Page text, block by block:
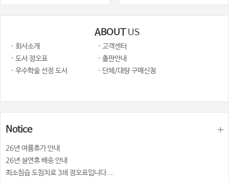
ABOUTUS
· 회사소개
· 고객센터
· 도서 정오표
· 출판안내
· 우수학술 선정 도서
· 단체/대량 구매신청
Notice
26년 여륨휴가 안내
26년 설연휴 배송 안내
최소침습 도침치료 3쇄 정오표입니다....